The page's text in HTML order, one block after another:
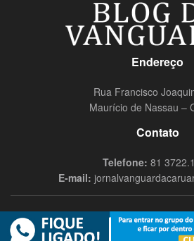
Endereço
Rua Francisco
Maurício de Nassau –
Contato
Telefone: 81
E-mail:
© 2019Blog do Vanguarda
- Todos os